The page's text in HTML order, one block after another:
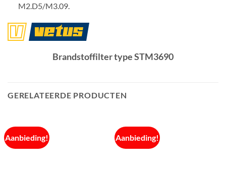
M2.D5/M3.09.
Brandstoffilter type STM3690
GERELATEERDE PRODUCTEN
Aanbieding! Aanbieding!